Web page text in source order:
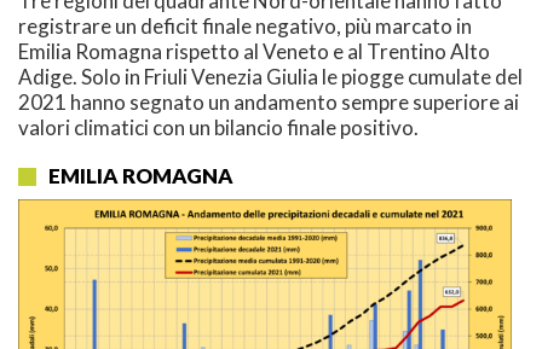
registrare un deficit finale negativo, più marcato in
Emilia Romagna rispetto al Veneto e al Trentino Alto
Adige. Solo in Friuli Venezia Giulia le piogge cumulate del
2021 hanno segnato un andamento sempre superiore ai
valori climatici con un bilancio finale positivo.
EMILIA ROMAGNA